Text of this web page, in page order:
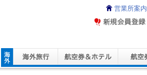
営業所案内